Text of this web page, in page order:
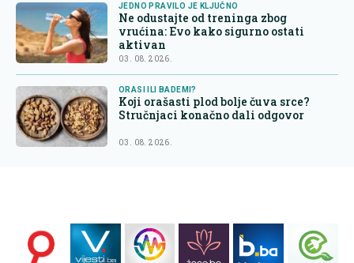
JEDNO PRAVILO JE KLJUČNO
Ne odustajte od treninga zbog
vrućina: Evo kako sigurno ostati
aktivan
03. 08. 2026.
ORASI ILI BADEMI?
Koji orašasti plod bolje čuva srce?
Stručnjaci konačno dali odgovor
03. 08. 2026.